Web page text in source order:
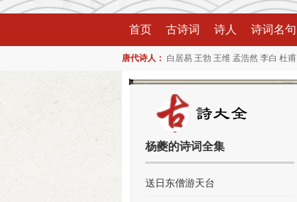
首页 古诗词 诗人 诗词名句
唐代诗人： 白居易 王勃 王维 孟浩然 李白 杜甫
杨夔的诗词全集
送日东僧游天台